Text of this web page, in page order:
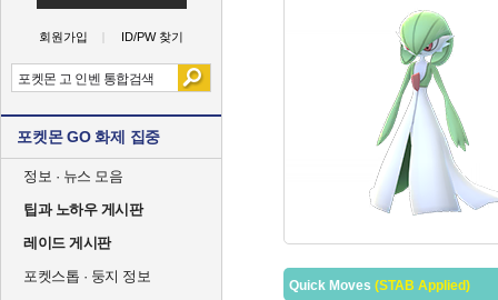
회원가입 ID/PW 찾기
포켓몬 GO 화제 집중
정보 · 뉴스 모음
팁과 노하우 게시판
레이드 게시판
포켓스톱 · 둥지 정보
Quick Moves (STAB Applied)